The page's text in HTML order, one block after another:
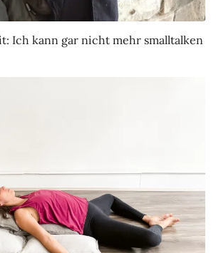
Ich kann gar nicht mehr smalltalken